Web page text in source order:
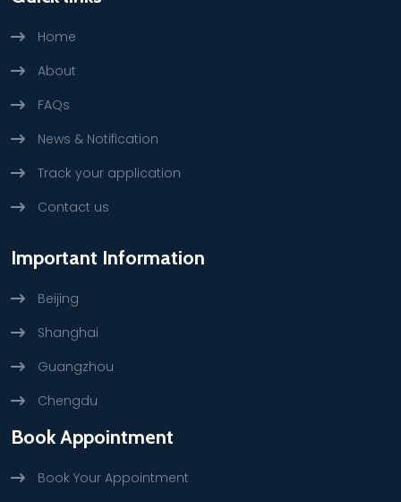
Home
About
FAQs
News & Notification
Track your application
Contact us
Important Information
Beijing
Shanghai
Guangzhou
Chengdu
Book Appointment
Book Your Appointment